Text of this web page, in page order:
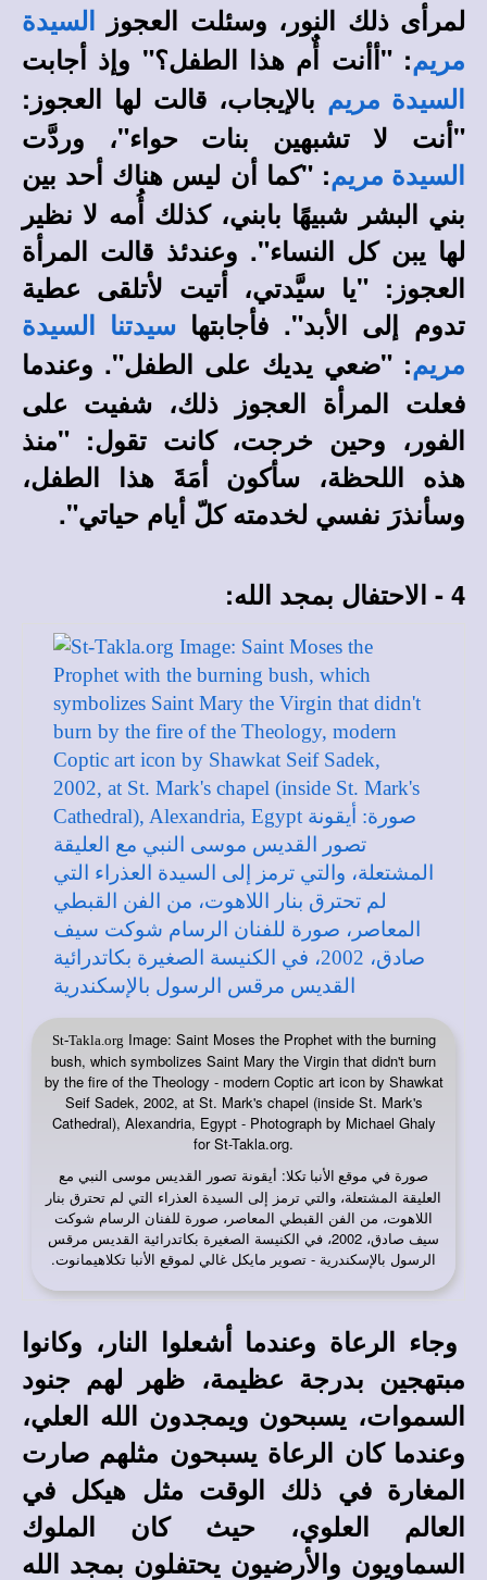
لمرأى ذلك النور، وسئلت العجوز
السيدة
مريم: "أأنت أٌم هذا الطفل؟" وإذ أجابت
السيدة مريم بالإيجاب، قالت لها العجوز:
"أنت لا تشبهين بنات حواء"، وردَّت
السيدة مريم: "كما أن ليس هناك أحد بين
بني البشر شبيهًا بابني، كذلك أُمه لا نظير
لها يبن كل النساء". وعندئذ قالت المرأة
العجوز: "يا سيَّدتي، أتيت لأتلقى عطية
تدوم إلى الأبد". فأجابتهاسيدتنا السيدة
مريم: "ضعي يديك على الطفل". وعندما
فعلت المرأة العجوز ذلك، شفيت على
الفور، وحين خرجت، كانت تقول: "منذ
هذه اللحظة، سأكون أمَةَ هذا الطفل،
وسأنذرَ نفسي لخدمته كلّ أيام حياتي".
4 - الاحتفال بمجد الله:
St-Takla.org Image: Saint Moses the Prophet with the burning
bush, which symbolizes Saint Mary the Virgin that didn't burn
by the fire of the Theology - modern Coptic art icon by Shawkat
Seif Sadek, 2002, at St. Mark's chapel (inside St. Mark's
Cathedral), Alexandria, Egypt - Photograph by Michael Ghaly
for St-Takla.org.
صورة في موقع الأنبا تكلا: أيقونة تصور القديس موسى النبي مع
العليقة المشتعلة، والتي ترمز إلى السيدة العذراء التي لم تحترق بنار
اللاهوت، من الفن القبطي المعاصر، صورة للفنان الرسام شوكت
سيف صادق، 2002، في الكنيسة الصغيرة بكاتدرائية القديس مرقس
الرسول بالإسكندرية - تصوير مايكل غالي لموقع الأنبا تكلاهيمانوت.
وجاء الرعاة وعندما أشعلوا النار، وكانوا
مبتهجين بدرجة عظيمة، ظهر لهم جنود
السموات، يسبحون ويمجدون الله العلي،
وعندما كان الرعاة يسبحون مثلهم صارت
المغارة في ذلك الوقت مثل هيكل في
العالم العلوي، حيث كان الملوك
السماويون والأرضيون يحتفلون بمجد الله